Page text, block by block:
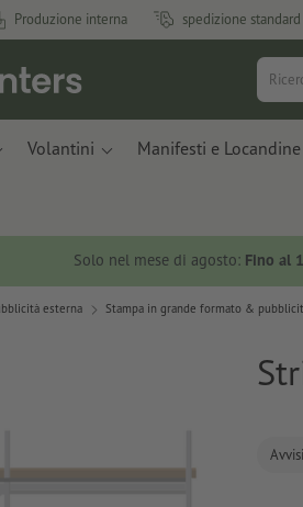
Produzione interna spedizione
Volantini Manifesti e Locandine
Solo nel mese di agosto: Fino al
esterna Stampa in grande formato &